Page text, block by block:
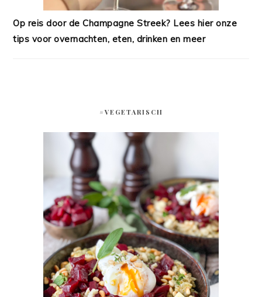
Op reis door de Champagne Streek? Lees hier onze
tips voor overnachten, eten, drinken en meer
#VEGETARISCH